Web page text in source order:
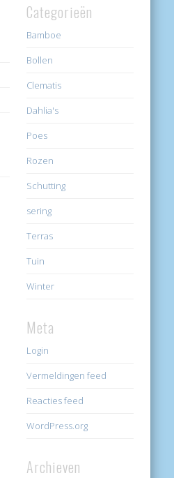
Categorieën
Bamboe
Bollen
Clematis
Dahlia's
Poes
Rozen
Schutting
sering
Terras
Tuin
Winter
Meta
Login
Vermeldingen feed
Reacties feed
WordPress.org
Archieven